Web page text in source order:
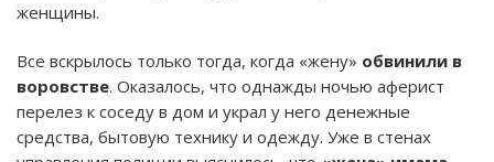
женщины.
Все вскрылось только тогда, когда «жену» обвинили в
воровстве. Оказалось, что однажды ночью аферист
перелез к соседу в дом и украл у него денежные
средства, бытовую технику и одежду. Уже в стенах